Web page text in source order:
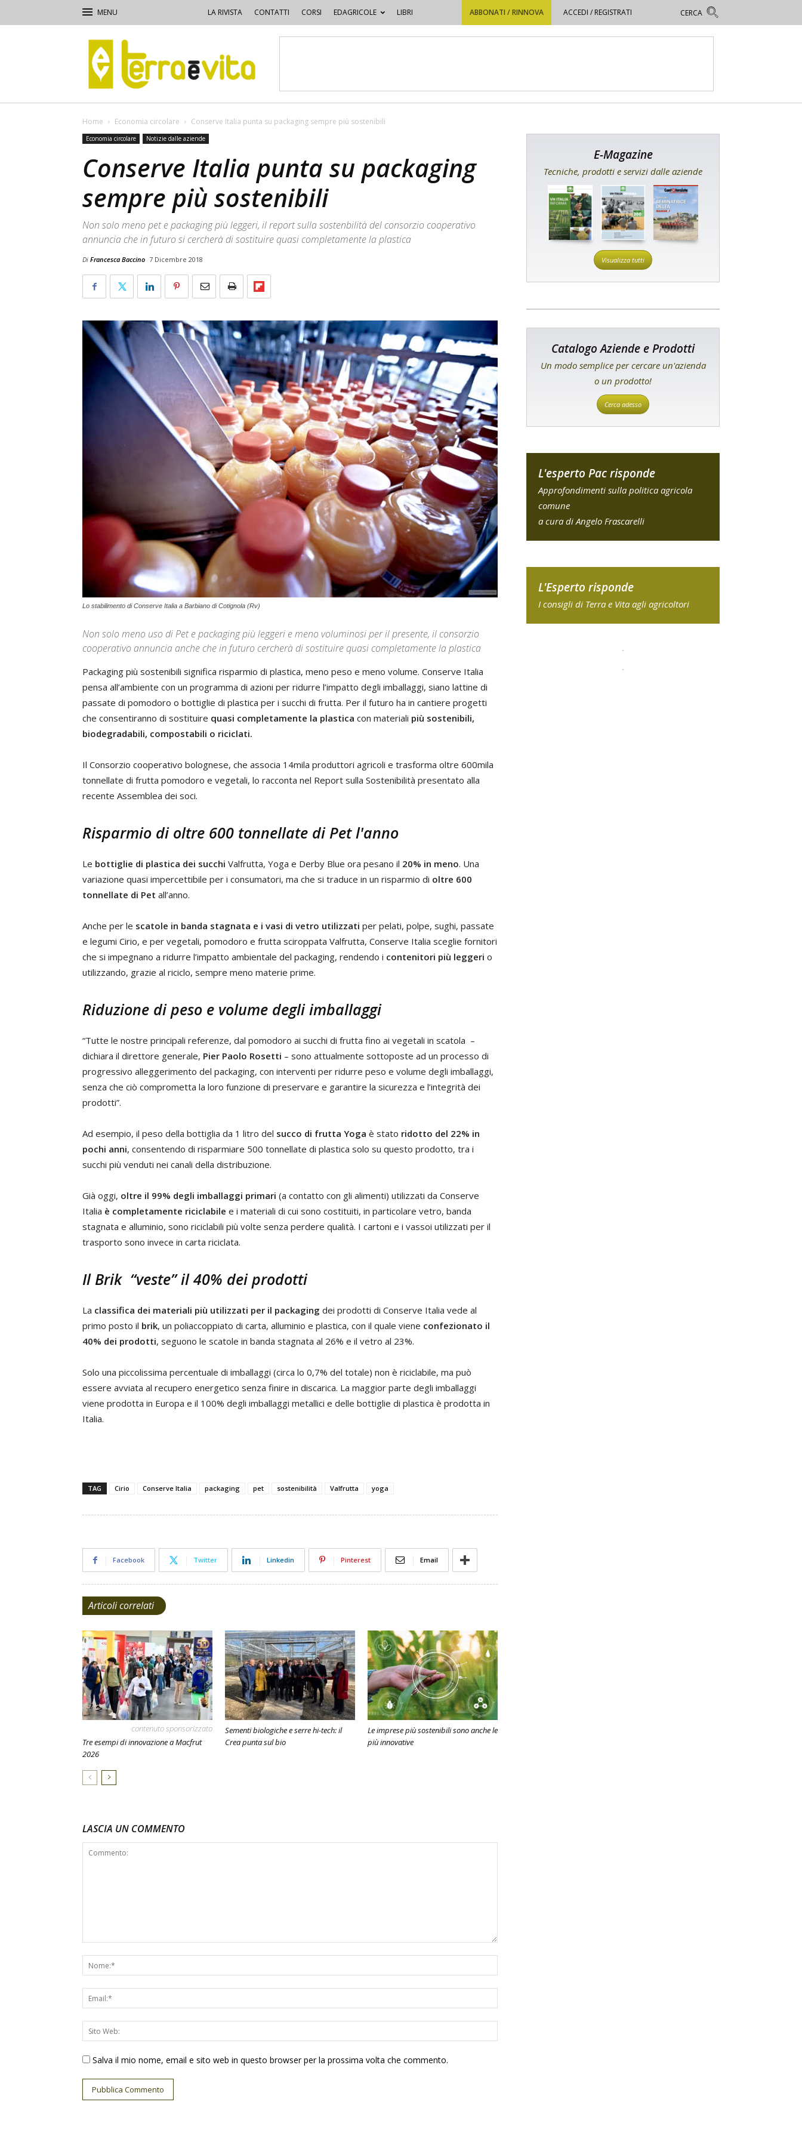
LA RIVISTA CONTATTI CORSI EDAGRICOLE LIBRI ABBONATI / RINNOVA ACCEDI / REGISTRATI
Terra
e
Vita
Home Economia circolare Conserve Italia punta su packaging sempre più sostenibili
Economia circolare Notizie dalle aziende
Conserve Italia punta su packaging
sempre più sostenibili
Non solo meno pet e packaging più leggeri, il report sulla sostenbilità del consorzio cooperativo
annuncia che in futuro si cercherà di sostituire quasi completamente la plastica
Di Francesca Baccino 7 Dicembre 2018
Lo stabilimento di Conserve Italia a Barbiano di Cotignola (Rv)
Non solo meno uso di Pet e packaging più leggeri e meno voluminosi per il presente, il consorzio
cooperativo annuncia anche che in futuro cercherà di sostituire quasi completamente la plastica
Packaging più sostenibili significa risparmio di plastica, meno peso e meno volume. Conserve Italia
pensa all’ambiente con un programma di azioni per ridurre l’impatto degli imballaggi, siano lattine di
passate di pomodoro o bottiglie di plastica per i succhi di frutta. Per il futuro ha in cantiere progetti
che consentiranno di sostituire quasi completamente la plastica con materiali più sostenibili,
biodegradabili, compostabili o riciclati.
Il Consorzio cooperativo bolognese, che associa 14mila produttori agricoli e trasforma oltre 600mila
tonnellate di frutta pomodoro e vegetali, lo racconta nel Report sulla Sostenibilità presentato alla
recente Assemblea dei soci.
Risparmio di oltre 600 tonnellate di Pet l'anno
Le bottiglie di plastica dei succhi Valfrutta, Yoga e Derby Blue ora pesano il 20% in meno. Una
variazione quasi impercettibile per i consumatori, ma che si traduce in un risparmio di oltre 600
tonnellate di Pet all’anno.
Anche per le scatole in banda stagnata e i vasi di vetro utilizzati per pelati, polpe, sughi, passate
e legumi Cirio, e per vegetali, pomodoro e frutta sciroppata Valfrutta, Conserve Italia sceglie fornitori
che si impegnano a ridurre l’impatto ambientale del packaging, rendendo i contenitori più leggeri o
utilizzando, grazie al riciclo, sempre meno materie prime.
Riduzione di peso e volume degli imballaggi
“Tutte le nostre principali referenze, dal pomodoro ai succhi di frutta fino ai vegetali in scatola –
dichiara il direttore generale, Pier Paolo Rosetti – sono attualmente sottoposte ad un processo di
progressivo alleggerimento del packaging, con interventi per ridurre peso e volume degli imballaggi,
senza che ciò comprometta la loro funzione di preservare e garantire la sicurezza e l’integrità dei
prodotti”.
Ad esempio, il peso della bottiglia da 1 litro del succo di frutta Yoga è stato ridotto del 22% in
pochi anni, consentendo di risparmiare 500 tonnellate di plastica solo su questo prodotto, tra i
succhi più venduti nei canali della distribuzione.
Già oggi, oltre il 99% degli imballaggi primari (a contatto con gli alimenti) utilizzati da Conserve
Italia è completamente riciclabile e i materiali di cui sono costituiti, in particolare vetro, banda
stagnata e alluminio, sono riciclabili più volte senza perdere qualità. I cartoni e i vassoi utilizzati per il
trasporto sono invece in carta riciclata.
Il Brik “veste” il 40% dei prodotti
La classifica dei materiali più utilizzati per il packaging dei prodotti di Conserve Italia vede al
primo posto il brik, un poliaccoppiato di carta, alluminio e plastica, con il quale viene confezionato il
40% dei prodotti, seguono le scatole in banda stagnata al 26% e il vetro al 23%.
Solo una piccolissima percentuale di imballaggi (circa lo 0,7% del totale) non è riciclabile, ma può
essere avviata al recupero energetico senza finire in discarica. La maggior parte degli imballaggi
viene prodotta in Europa e il 100% degli imballaggi metallici e delle bottiglie di plastica è prodotta in
Italia.
TAG Cirio Conserve Italia packaging pet sostenibilità Valfrutta yoga
Facebook Twitter Linkedin Pinterest Email
Articoli correlati
contenuto sponsorizzato
Tre esempi di innovazione a Macfrut
2026
Sementi biologiche e serre hi-tech: il
Crea punta sul bio
Le imprese più sostenibili sono anche le
più innovative
LASCIA UN COMMENTO
Salva il mio nome, email e sito web in questo browser per la prossima volta che commento.
E-Magazine
Tecniche, prodotti e servizi dalle aziende
Visualizza tutti
Catalogo Aziende e Prodotti
Un modo semplice per cercare un'azienda
o un prodotto!
Cerca adesso
L'esperto Pac risponde
Approfondimenti sulla politica agricola
comune
a cura di Angelo Frascarelli
L'Esperto risponde
I consigli di Terra e Vita agli agricoltori